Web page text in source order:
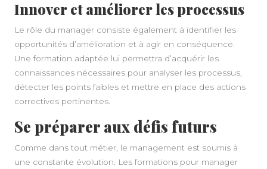
Innover et améliorer les processus
Le rôle du manager consiste également à identifier les
opportunités d’amélioration et à agir en conséquence.
Une formation adaptée lui permettra d’acquérir les
connaissances nécessaires pour analyser les processus,
détecter les points faibles et mettre en place des actions
correctives pertinentes.
Se préparer aux défis futurs
Comme dans tout métier, le management est soumis à
une constante évolution. Les formations pour manager